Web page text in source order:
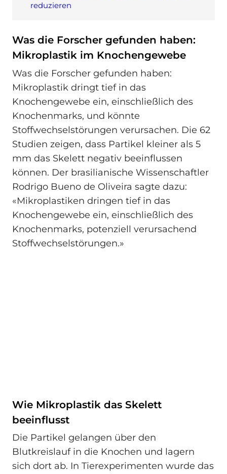
reduzieren
Was die Forscher gefunden haben:
Mikroplastik im Knochengewebe
Was die Forscher gefunden haben:
Mikroplastik dringt tief in das
Knochengewebe ein, einschließlich des
Knochenmarks, und könnte
Stoffwechselstörungen verursachen. Die 62
Studien zeigen, dass Partikel kleiner als 5
mm das Skelett negativ beeinflussen
können. Der brasilianische Wissenschaftler
Rodrigo Bueno de Oliveira sagte dazu:
«Mikroplastiken dringen tief in das
Knochengewebe ein, einschließlich des
Knochenmarks, potenziell verursachend
Stoffwechselstörungen.»
Wie Mikroplastik das Skelett
beeinflusst
Die Partikel gelangen über den
Blutkreislauf in die Knochen und lagern
sich dort ab. In Tierexperimenten wurde das